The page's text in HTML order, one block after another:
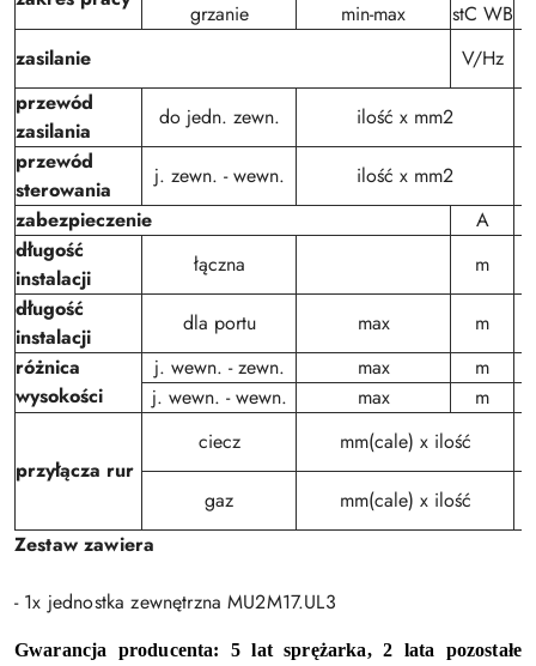
grzanie min-max
stC WB
zasilanie
V/Hz
przewód
zasilania
do jedn. zewn. ilość x mm2
przewód
sterowania
j. zewn. - wewn. ilość x mm2
zabezpieczenie
A
długość
instalacji
łączna
m
długość
instalacji
dla portu max
m
różnica
wysokości
j. wewn. - zewn. max
m
j. wewn. - wewn.
max m
przyłącza rur
ciecz mm(cale) x ilość
gaz
mm(cale) x ilość
Zestaw zawiera
- 1x jednostka zewnętrzna MU2M17.UL3
Gwarancja producenta: 5 lat sprężarka, 2 lata pozostałe